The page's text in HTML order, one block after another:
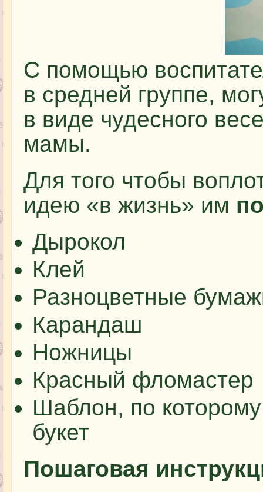
С помощью
в средней группе,
в виде чудесного
мамы.
Для того чтобы
идею «в жизнь» им
Дырокол
Клей
Разноцветные
Карандаш
Ножницы
Красный фломастер
Шаблон, по которому
букет
Пошаговая